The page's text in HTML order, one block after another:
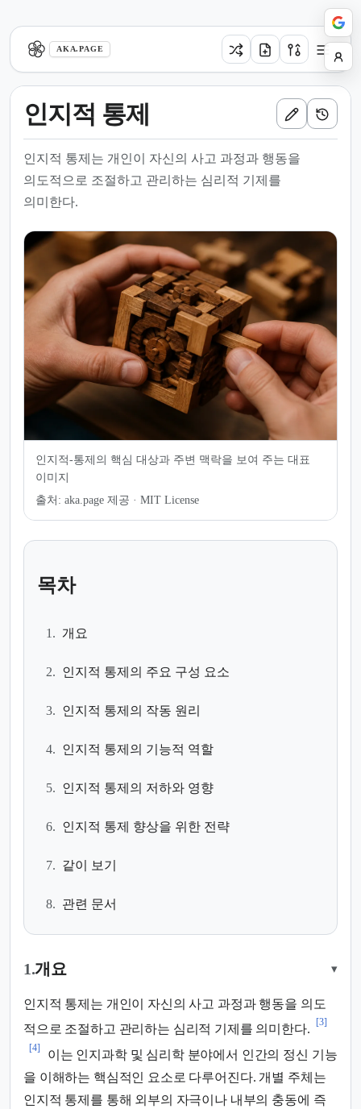
AKA.PAGE
인지적 통제
인지적 통제는 개인이 자신의 사고 과정과 행동을
의도적으로 조절하고 관리하는 심리적 기제를
의미한다.
인지적-통제의 핵심 대상과 주변 맥락을 보여 주는 대표
이미지
출처: aka.page 제공 · MIT License
목차
1. 개요
2. 인지적 통제의 주요 구성 요소
3. 인지적 통제의 작동 원리
4. 인지적 통제의 기능적 역할
5. 인지적 통제의 저하와 영향
6. 인지적 통제 향상을 위한 전략
7. 같이 보기
8. 관련 문서
1.개요 ▾
인지적 통제는 개인이 자신의 사고 과정과 행동을 의도
적으로 조절하고 관리하는 심리적 기제를 의미한다.
[3]
[4]
이는 인지과학 및 심리학 분야에서 인간의 정신 기능
을 이해하는 핵심적인 요소로 다루어진다. 개별 주체는
인지적 통제를 통해 외부의 자극이나 내부의 충동에 즉